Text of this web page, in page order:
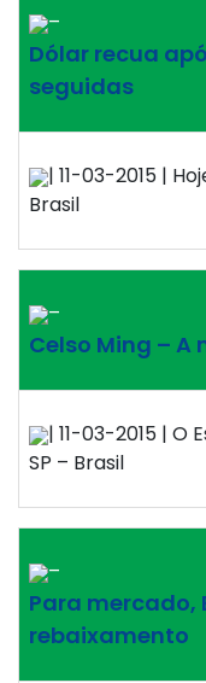
–
Dólar recua
seguidas
| 11-03-2015 |
Brasil
–
Celso Ming –
| 11-03-2015 | O
SP – Brasil
–
Para mercado,
rebaixamento